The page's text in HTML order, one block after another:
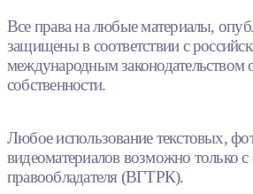
Все права на любые материалы,
защищены в соответствии с
международным законодательством
собственности.
Любое использование текстовых,
видеоматериалов возможно только с
правообладателя (ВГТРК).